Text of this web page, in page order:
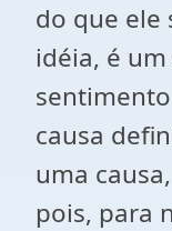
do que ele
idéia, é
causa
uma
pois, para